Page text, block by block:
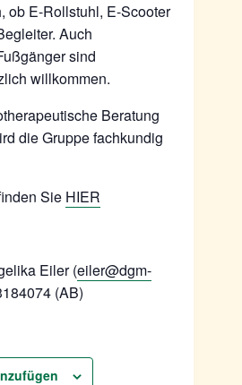
ob E-Rollstuhl, E-Scooter
Auch
sind
willkommen.
Beratung
die Gruppe fachkundig
Sie HIER
Eiler (eiler@dgm-
(AB)